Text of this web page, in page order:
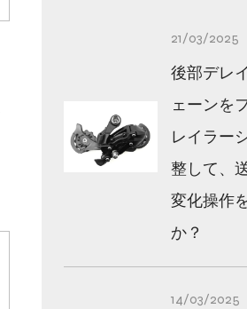
21/03/2025
後部デレ
ェーンを
レイラー
整して、
変化操作
か？
14/03/2025